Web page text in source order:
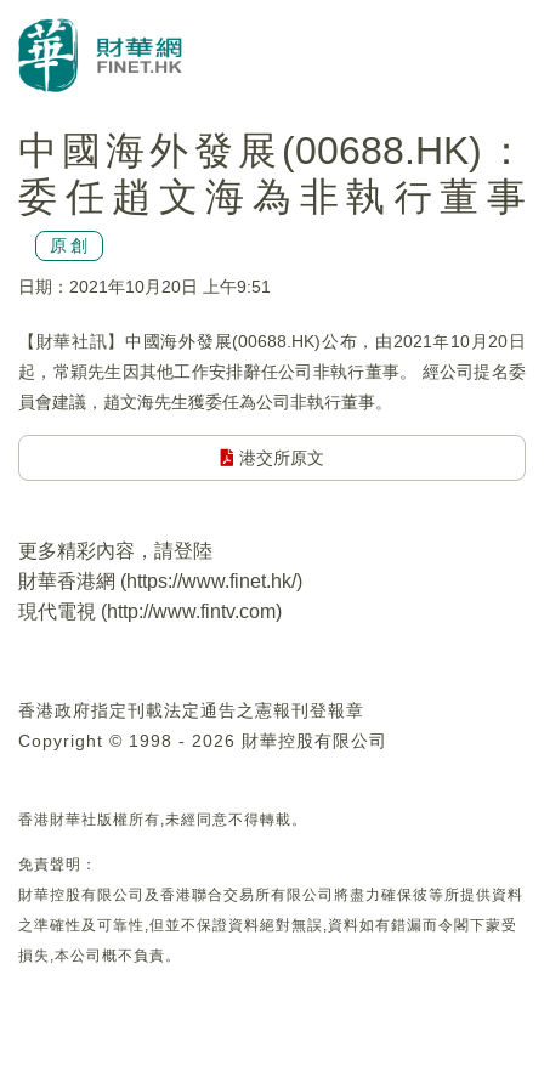
中國海外發展(00688.HK)：
委任趙文海為非執行董事
原創
日期：2021年10月20日 上午9:51
【財華社訊】中國海外發展(00688.HK)公布，由2021年10月20日
起，常穎先生因其他工作安排辭任公司非執行董事。 經公司提名委
員會建議，趙文海先生獲委任為公司非執行董事。
港交所原文
更多精彩內容，請登陸
財華香港網 (https://www.finet.hk/)
現代電視 (http://www.fintv.com)
香港政府指定刊載法定通告之憲報刊登報章
Copyright © 1998 - 2026 財華控股有限公司
香港財華社版權所有,未經同意不得轉載。
免責聲明：
財華控股有限公司及香港聯合交易所有限公司將盡力確保彼等所提供資料
之準確性及可靠性,但並不保證資料絕對無誤,資料如有錯漏而令閣下蒙受
損失,本公司概不負責。